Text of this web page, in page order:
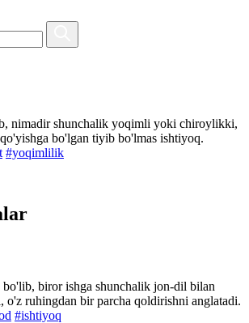
nimadir shunchalik yoqimli yoki chiroylikki,
bo'lgan tiyib bo'lmas ishtiyoq.
#yoqimlilik
bo'lib, biror ishga shunchalik jon-dil bilan
o'z ruhingdan bir parcha qoldirishni anglatadi.
#ishtiyoq